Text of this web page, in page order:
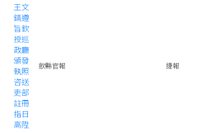
王文
鎬遵
旨欽
授巡
政廳
頒發
執照
咨送
吏部
註冊
指日
高陞
歙縣官報 捷報